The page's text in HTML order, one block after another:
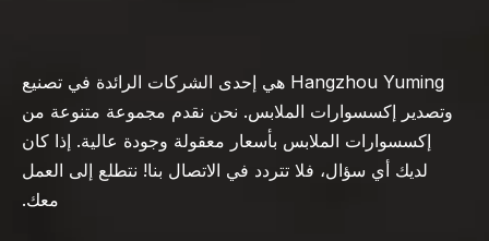
Hangzhou Yuming هي إحدى الشركات الرائدة في تصنيع
وتصدير إكسسوارات الملابس. نحن نقدم مجموعة متنوعة من
إكسسوارات الملابس بأسعار معقولة وجودة عالية. إذا كان
لديك أي سؤال، فلا تتردد في الاتصال بنا! نتطلع إلى العمل
معك.